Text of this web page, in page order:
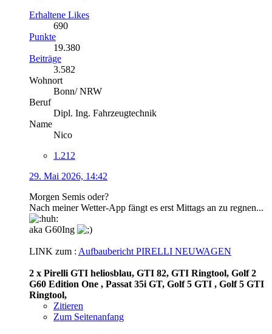
Erhaltene Likes
690
Punkte
19.380
Beiträge
3.582
Wohnort
Bonn/ NRW
Beruf
Dipl. Ing. Fahrzeugtechnik
Name
Nico
1.212
29. Mai 2026, 14:42
Morgen Semis oder?
Nach meiner Wetter-App fängt es erst Mittags an zu regnen...
aka G60Ing
LINK zum : Aufbaubericht PIRELLI NEUWAGEN
2 x Pirelli GTI heliosblau, GTI 82, GTI Ringtool, Golf 2
G60 Edition One , Passat 35i GT, Golf 5 GTI , Golf 5 GTI
Ringtool,
Zitieren
Zum Seitenanfang